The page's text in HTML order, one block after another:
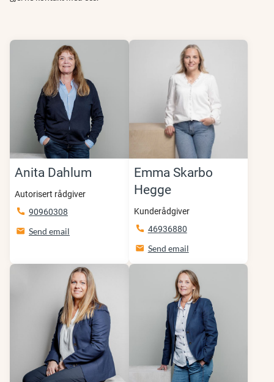
Anita Dahlum
Autorisert rådgiver
90960308
Send email
Emma Skarbo
Hegge
Kunderådgiver
46936880
Send email